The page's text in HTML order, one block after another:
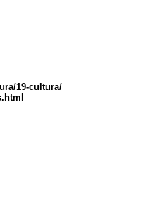
19-cultura/